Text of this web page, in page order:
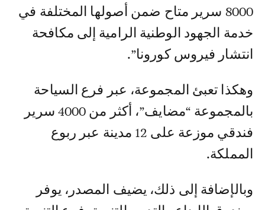
8000 سرير متاح ضمن أصولها المختلفة في
خدمة الجهود الوطنية الرامية إلى مكافحة
انتشار فيروس كورونا”.
وهكذا تعبئ المجموعة، عبر فرع السياحة
بالمجموعة “مضايف”، أكثر من 4000 سرير
فندقي موزعة على 12 مدينة عبر ربوع
المملكة.
وبالإضافة إلى ذلك، يضيف المصدر، يوفر